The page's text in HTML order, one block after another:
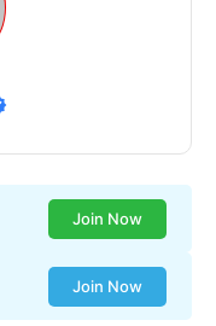
Join Now
Join Now